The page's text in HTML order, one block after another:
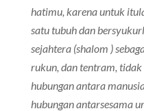
hatimu, karena untuk
satu tubuh dan
sejahtera (shalom )
rukun, dan tentram,
hubungan antara
hubungan antarsesama